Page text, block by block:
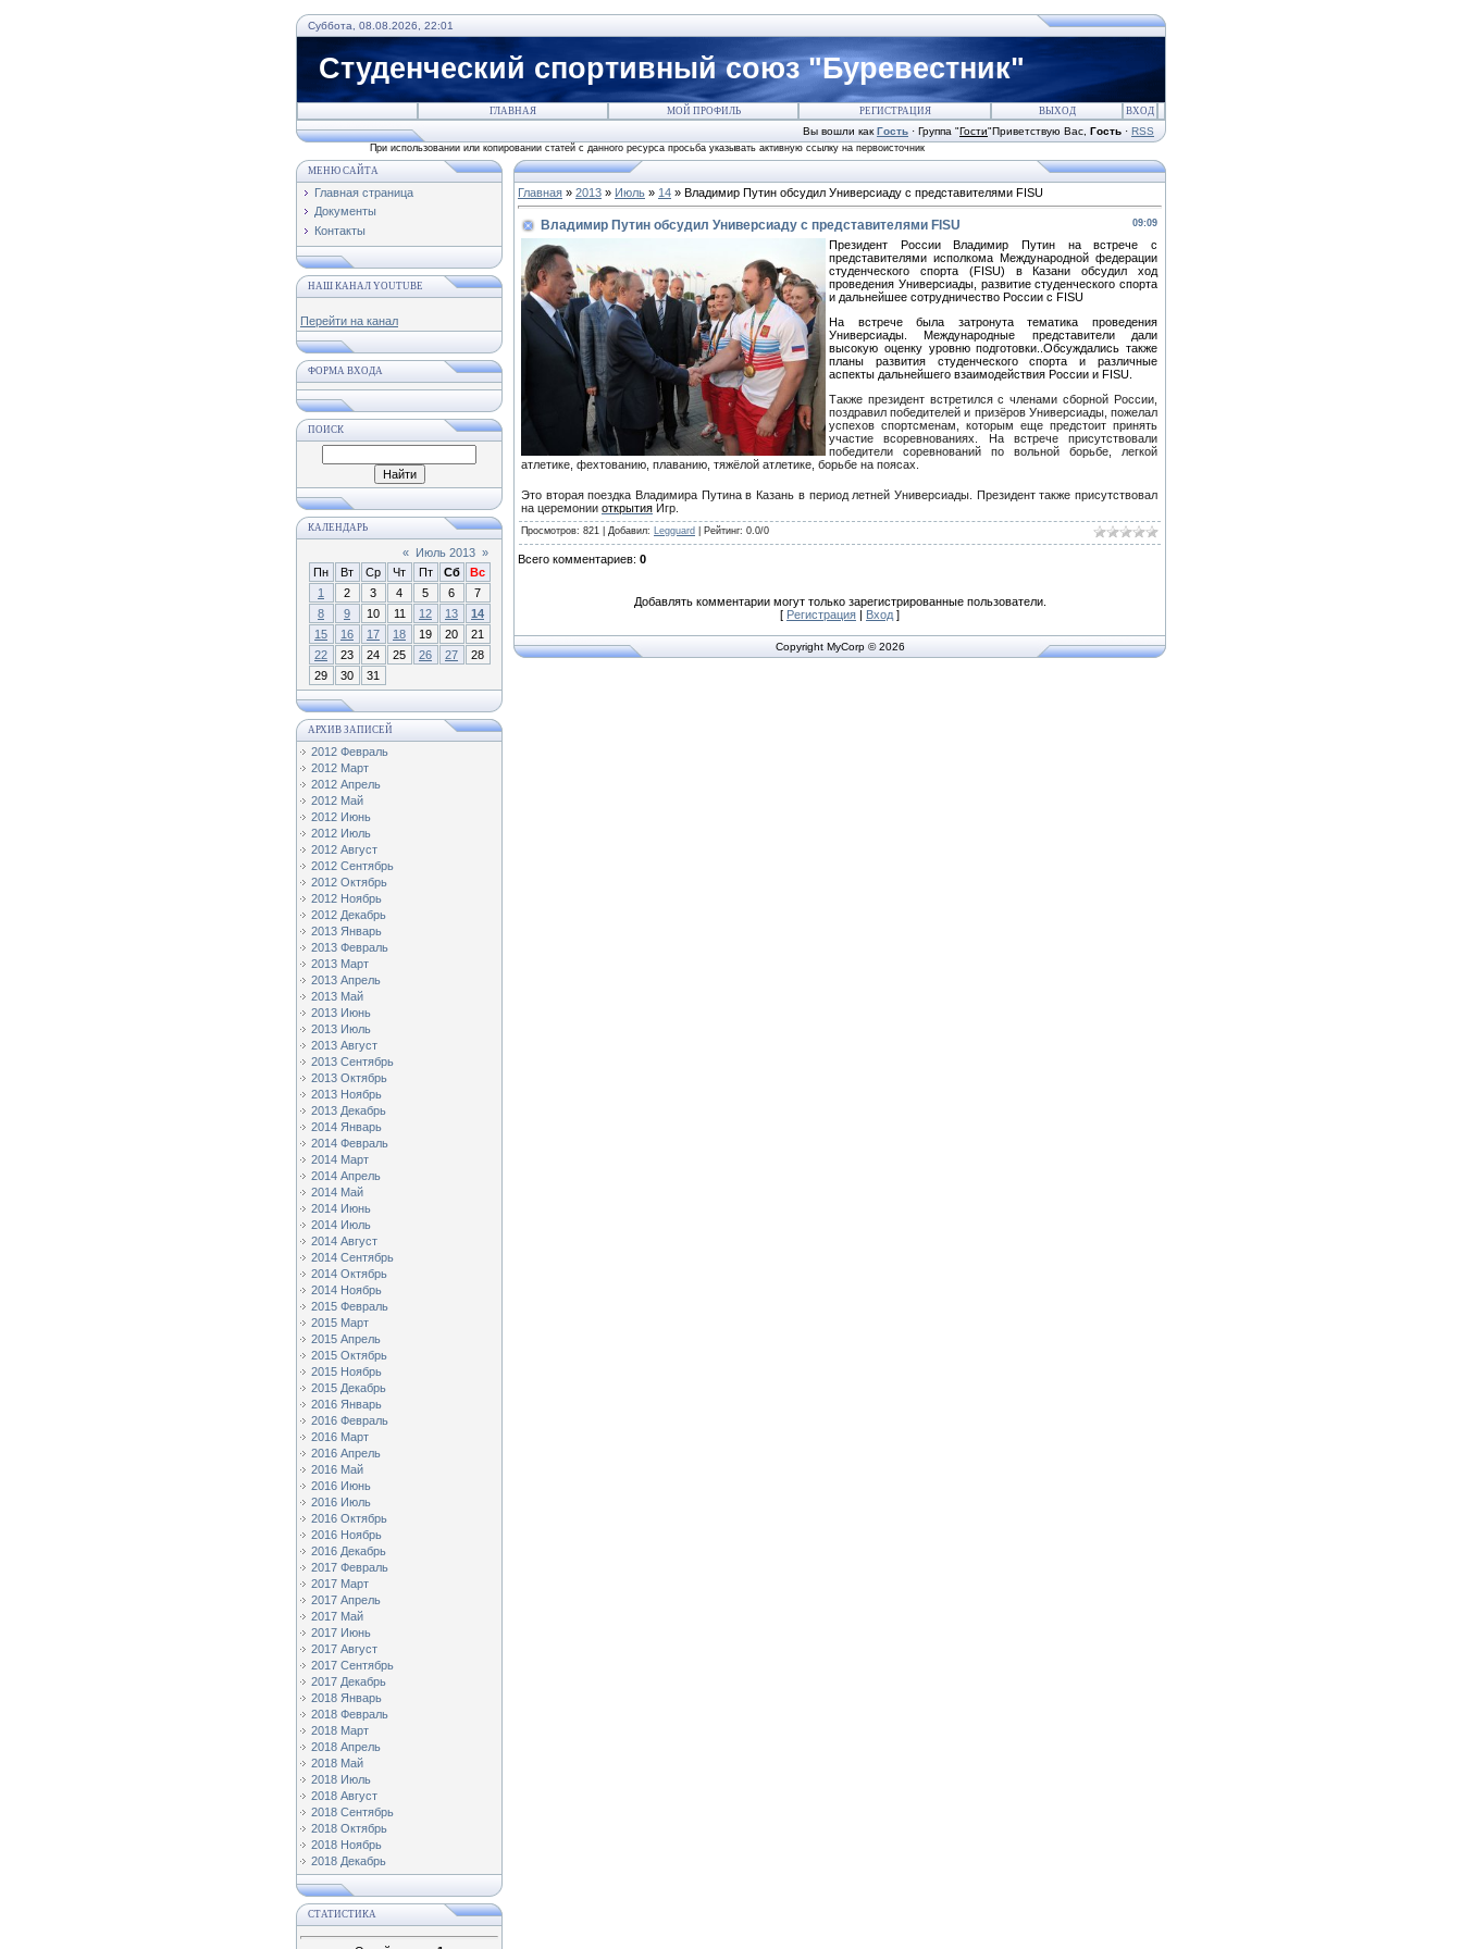
Суббота, 08.08.2026, 22:01
Студенческий спортивный союз "Буревестник"
ГЛАВНАЯ МОЙ ПРОФИЛЬ РЕГИСТРАЦИЯ ВЫХОД ВХОД
Вы вошли как Гость · Группа "Гости"Приветствую Вас Гость · RSS
При использовании или копировании статей с данного ресурса просьба указывать активную ссылку на первоисточник
МЕНЮ САЙТА
Главная страница
Документы
Контакты
НАШ КАНАЛ YOUTUBE
Перейти на канал
ФОРМА ВХОДА
ПОИСК
КАЛЕНДАРЬ
« Июль 2013 »
Пн
Вт Ср Чт Пт Сб
Вс
1
2 3 4 5 6
7
8
9 10 11 12 13
14
15
16 17 18 19 20
21
22
23 24 25 26 27
28
29
30 31
АРХИВ ЗАПИСЕЙ
2012 Февраль
2012 Март
2012 Апрель
2012 Май
2012 Июнь
2012 Июль
2012 Август
2012 Сентябрь
2012 Октябрь
2012 Ноябрь
2012 Декабрь
2013 Январь
2013 Февраль
2013 Март
2013 Апрель
2013 Май
2013 Июнь
2013 Июль
2013 Август
2013 Сентябрь
2013 Октябрь
2013 Ноябрь
2013 Декабрь
2014 Январь
2014 Февраль
2014 Март
2014 Апрель
2014 Май
2014 Июнь
2014 Июль
2014 Август
2014 Сентябрь
2014 Октябрь
2014 Ноябрь
2015 Февраль
2015 Март
2015 Апрель
2015 Октябрь
2015 Ноябрь
2015 Декабрь
2016 Январь
2016 Февраль
2016 Март
2016 Апрель
2016 Май
2016 Июнь
2016 Июль
2016 Октябрь
2016 Ноябрь
2016 Декабрь
2017 Февраль
2017 Март
2017 Апрель
2017 Май
2017 Июнь
2017 Август
2017 Сентябрь
2017 Декабрь
2018 Январь
2018 Февраль
2018 Март
2018 Апрель
2018 Май
2018 Июль
2018 Август
2018 Сентябрь
2018 Октябрь
2018 Ноябрь
2018 Декабрь
СТАТИСТИКА
Главная » 2013 » Июль » 14 » Владимир Путин обсудил Универсиаду с представителями FISU
09:09
Владимир Путин обсудил Универсиаду с представителями FISU
Президент России Владимир Путин на встрече с
представителями исполкома Международной федерации
студенческого спорта (FISU) в Казани обсудил ход
проведения Универсиады, развитие студенческого спорта
и дальнейшее сотрудничество России с FISU
На встрече была затронута тематика проведения
Универсиады . Международные представители дали
высокую оценку уровню подготовки..Обсуждались также
планы развития студенческого спорта и различные
аспекты дальнейшего взаимодействия России и FISU.
Также президент встретился с членами сборной России,
поздравил победителей и призёров Универсиады, пожелал
успехов спортсменам, которым еще предстоит принять
участие всоревнованиях. На встрече присутствовали
победители соревнований по вольной борьбе, легкой
атлетике, фехтованию, плаванию, тяжёлой атлетике, борьбе на поясах.
Это вторая поездка Владимира Путина в Казань в период летней Универсиады. Президент также присутствовал
на церемонии открытия Игр.
Просмотров: 821 | Добавил: Legguard Рейтинг: 0.0/0
Всего комментариев: 0
Добавлять комментарии могут только зарегистрированные пользователи.
[ Регистрация | Вход ]
Copyright MyCorp © 2026